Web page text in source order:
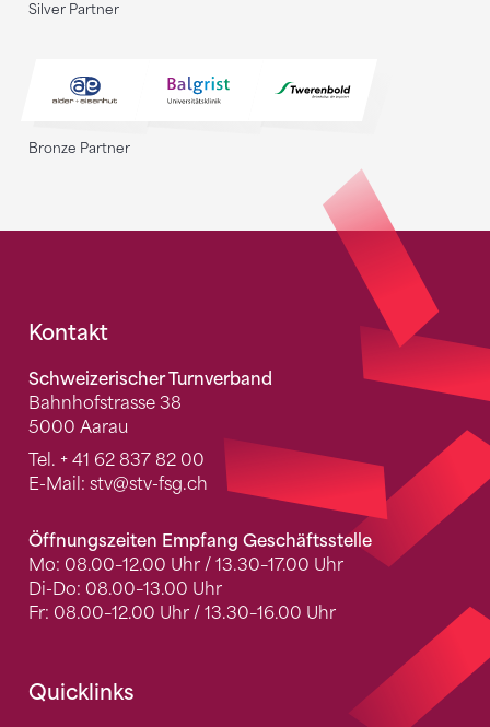
Silver Partner
Bronze Partner
Fusszeile
Kontakt
Schweizerischer Turnverband
Bahnhofstrasse 38
5000 Aarau
Tel. + 41 62 837 82 00
E-Mail: stv@stv-fsg.ch
Öffnungszeiten Empfang Geschäftsstelle
Mo: 08.00–12.00 Uhr / 13.30–17.00 Uhr
Di-Do: 08.00–13.00 Uhr
Fr: 08.00–12.00 Uhr / 13.30–16.00 Uhr
Quicklinks